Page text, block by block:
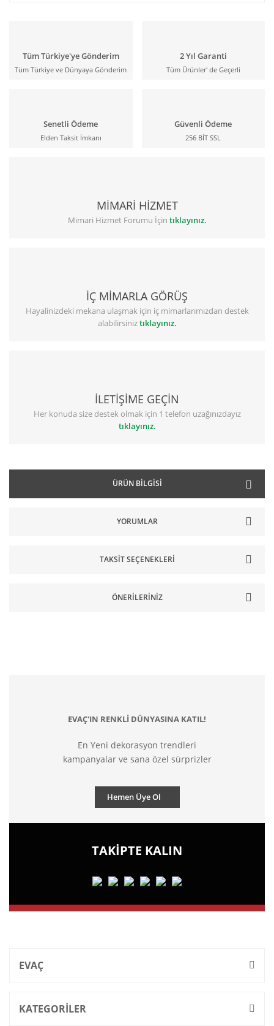
Tüm Türkiye'ye Gönderim
Tüm Türkiye ve Dünyaya Gönderim
2 Yıl Garanti
Tüm Ürünler' de Geçerli
Senetli Ödeme
Elden Taksit İmkanı
Güvenli Ödeme
256 BİT SSL
MİMARİ HİZMET
Mimari Hizmet Forumu İçin tıklayınız.
İÇ MİMARLA GÖRÜŞ
Hayalinizdeki mekana ulaşmak için iç mimarlarımızdan destek
alabilirsiniztıklayınız.
İLETİŞİME GEÇİN
Her konuda size destek olmak için 1 telefon uzağınızdayız
tıklayınız.
ÜRÜN BILGISI
YORUMLAR
TAKSIT SEÇENEKLERI
ÖNERILERINIZ
EVAÇ'IN RENKLİ DÜNYASINA KATIL!
En Yeni dekorasyon trendleri
kampanyalar ve sana özel sürprizler
Hemen Üye Ol
TAKİPTE KALIN
EVAÇ
KATEGORİLER